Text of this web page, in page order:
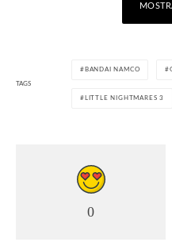
TAGS
BANDAI NAMCO
LITTLE NIGHTMARES 3
0